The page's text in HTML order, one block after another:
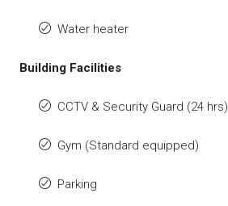
Water heater
Building Facilities
CCTV & Security Guard (24 hrs)
Gym (Standard equipped)
Parking